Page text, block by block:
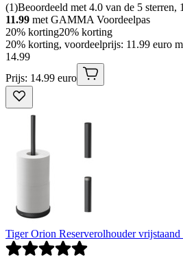
(1)Beoordeeld met 4.0 van de 5 sterren,
11.99 met GAMMA Voordeelpas
20% korting20% korting
20% korting, voordeelprijs: 11.99 euro
14.99
Prijs: 14.99 euro
Tiger Orion Reserverolhouder